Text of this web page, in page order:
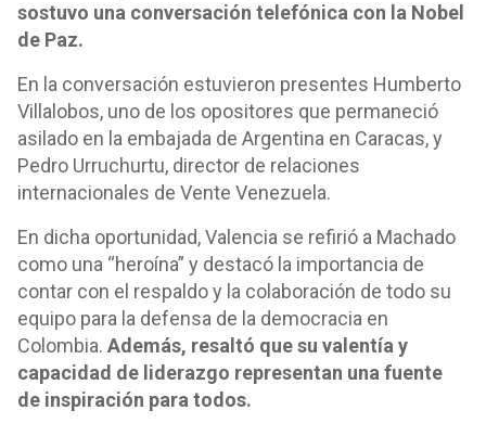
sostuvo una conversación telefónica con la Nobel
de Paz.
En la conversación estuvieron presentes Humberto
Villalobos, uno de los opositores que permaneció
asilado en la embajada de Argentina en Caracas, y
Pedro Urruchurtu, director de relaciones
internacionales de Vente Venezuela.
En dicha oportunidad, Valencia se refirió a Machado
como una “heroína” y destacó la importancia de
contar con el respaldo y la colaboración de todo su
equipo para la defensa de la democracia en
Colombia. Además, resaltó que su valentía y
capacidad de liderazgo representan una fuente
de inspiración para todos.